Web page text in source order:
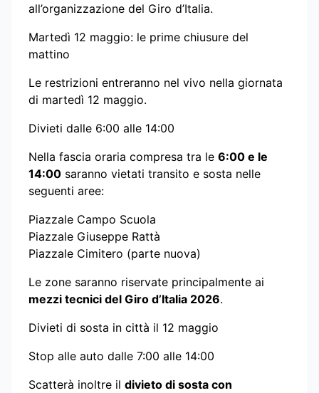
all’organizzazione del Giro d’Italia.
Martedì 12 maggio: le prime chiusure del
mattino
Le restrizioni entreranno nel vivo nella giornata
di martedì 12 maggio.
Divieti dalle 6:00 alle 14:00
Nella fascia oraria compresa tra le 6:00 e le
14:00 saranno vietati transito e sosta nelle
seguenti aree:
Piazzale Campo Scuola
Piazzale Giuseppe Rattà
Piazzale Cimitero (parte nuova)
Le zone saranno riservate principalmente ai
mezzi tecnici del Giro d’Italia 2026.
Divieti di sosta in città il 12 maggio
Stop alle auto dalle 7:00 alle 14:00
Scatterà inoltre il divieto di sosta con